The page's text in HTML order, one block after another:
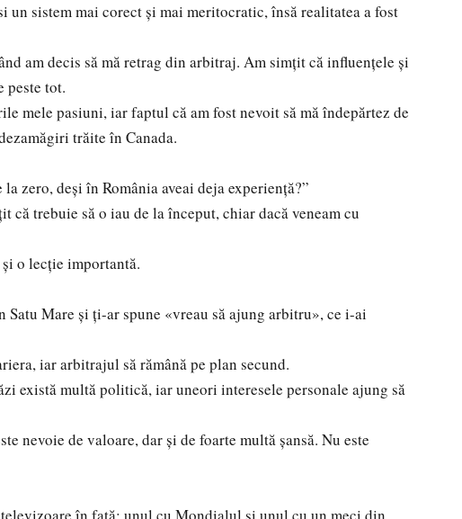
un sistem mai corect și mai meritocratic, însă realitatea a fost
am decis să mă retrag din arbitraj. Am simțit că influențele și
peste tot.
mele pasiuni, iar faptul că am fost nevoit să mă îndepărtez de
trăite în Canada.
zero, deși în România aveai deja experiență?”
că trebuie să o iau de la început, chiar dacă veneam cu
o lecție importantă.
Satu Mare și ți-ar spune «vreau să ajung arbitru», ce i-ai
iar arbitrajul să rămână pe plan secund.
există multă politică, iar uneori interesele personale ajung să
nevoie de valoare, dar și de foarte multă șansă. Nu este